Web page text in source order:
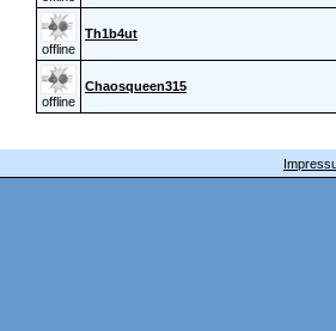
offline
Th1b4ut
offline
Chaosqueen315